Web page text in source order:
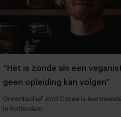
“Het is zonde als een
geen opleiding kan volgen”
Groentechef Jord Coree is
in Rotterdam